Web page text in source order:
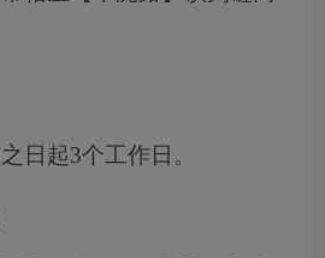
日起3个工作日。